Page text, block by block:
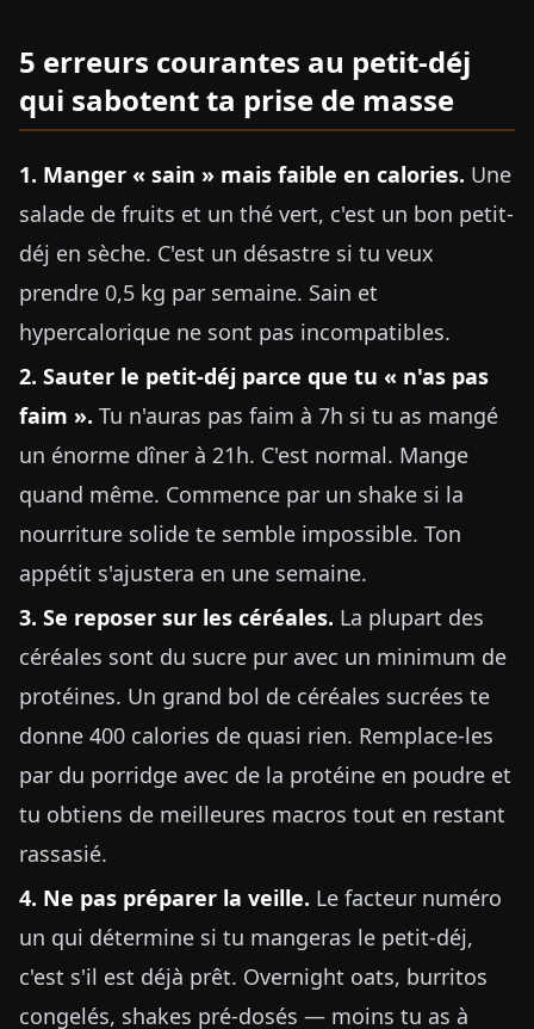
5 erreurs courantes au petit-déj
qui sabotent ta prise de masse
1. Manger « sain » mais faible en calories. Une
salade de fruits et un thé vert, c'est un bon petit-
déj en sèche. C'est un désastre si tu veux
prendre 0,5 kg par semaine. Sain et
hypercalorique ne sont pas incompatibles.
2. Sauter le petit-déj parce que tu « n'as pas
faim ». Tu n'auras pas faim à 7h si tu as mangé
un énorme dîner à 21h. C'est normal. Mange
quand même. Commence par un shake si la
nourriture solide te semble impossible. Ton
appétit s'ajustera en une semaine.
3. Se reposer sur les céréales. La plupart des
céréales sont du sucre pur avec un minimum de
protéines. Un grand bol de céréales sucrées te
donne 400 calories de quasi rien. Remplace-les
par du porridge avec de la protéine en poudre et
tu obtiens de meilleures macros tout en restant
rassasié.
4. Ne pas préparer la veille. Le facteur numéro
un qui détermine si tu mangeras le petit-déj,
c'est s'il est déjà prêt. Overnight oats, burritos
congelés, shakes pré-dosés — moins tu as à